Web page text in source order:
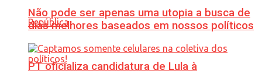
PT oficializa candidatura de Lula à
Não pode ser apenas uma utopia a busca de
dias melhores baseados em nossos políticos